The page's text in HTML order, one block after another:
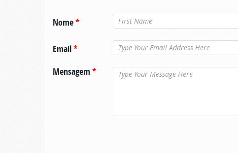
Nome*
Email*
Mensagem *